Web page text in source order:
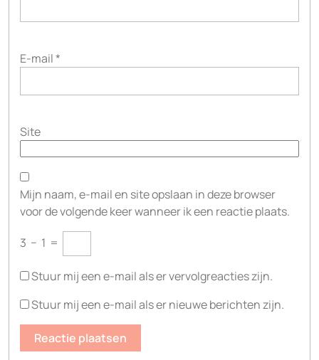
E-mail*
Site
Mijn naam, e-mail en site opslaan in deze browser
voor de volgende keer wanneer ik een reactie plaats.
3 − 1 =
Stuur mij een e-mail als er vervolgreacties zijn.
Stuur mij een e-mail als er nieuwe berichten zijn.